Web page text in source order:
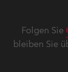
Folgen Sie
bleiben Sie